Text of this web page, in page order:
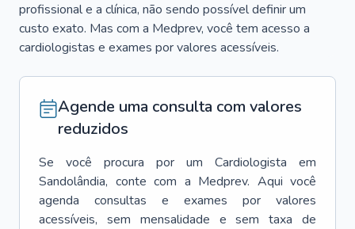
profissional e a clínica, não sendo possível definir um
custo exato. Mas com a Medprev, você tem acesso a
cardiologistas e exames por valores acessíveis.
Agende uma consulta com valores
reduzidos
Se você procura por um Cardiologista
em
Sandolândia, conte com a Medprev. Aqui você
agenda consultas e exames por valores
acessíveis, sem mensalidade e sem taxa de